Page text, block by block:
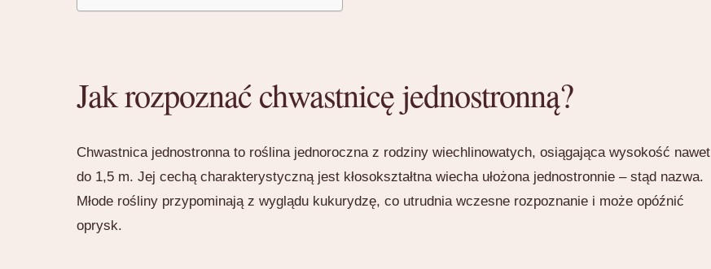
Jak rozpoznać chwastnicę jednostronną?
Chwastnica jednostronna to roślina jednoroczna z rodziny wiechlinowatych, osiągająca wysokość nawet
do 1,5 m. Jej cechą charakterystyczną jest kłosokształtna wiecha ułożona jednostronnie – stąd nazwa.
Młode rośliny przypominają z wyglądu kukurydzę, co utrudnia wczesne rozpoznanie i może opóźnić
oprysk.